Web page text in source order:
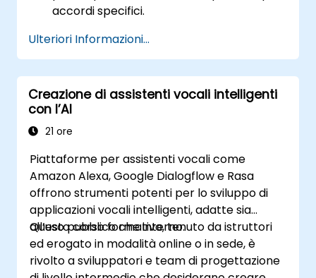
accordi specifici.
Ulteriori Informazioni...
Creazione di assistenti vocali intelligenti
con l’AI
21 ore
Piattaforme per assistenti vocali come
Amazon Alexa, Google Dialogflow e Rasa
offrono strumenti potenti per lo sviluppo di
applicazioni vocali intelligenti, adatte sia
all’uso pubblico che interno.
Questo corso formativo, tenuto da istruttori
ed erogato in modalità online o in sede, è
rivolto a sviluppatori e team di progettazione